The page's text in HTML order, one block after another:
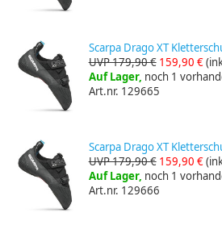
Scarpa Drago XT
UVP 179,90 € 159,90 €
Auf Lager, noch 1
Art.nr. 129665
Scarpa Drago XT
UVP 179,90 € 159,90 €
Auf Lager, noch 1
Art.nr. 129666